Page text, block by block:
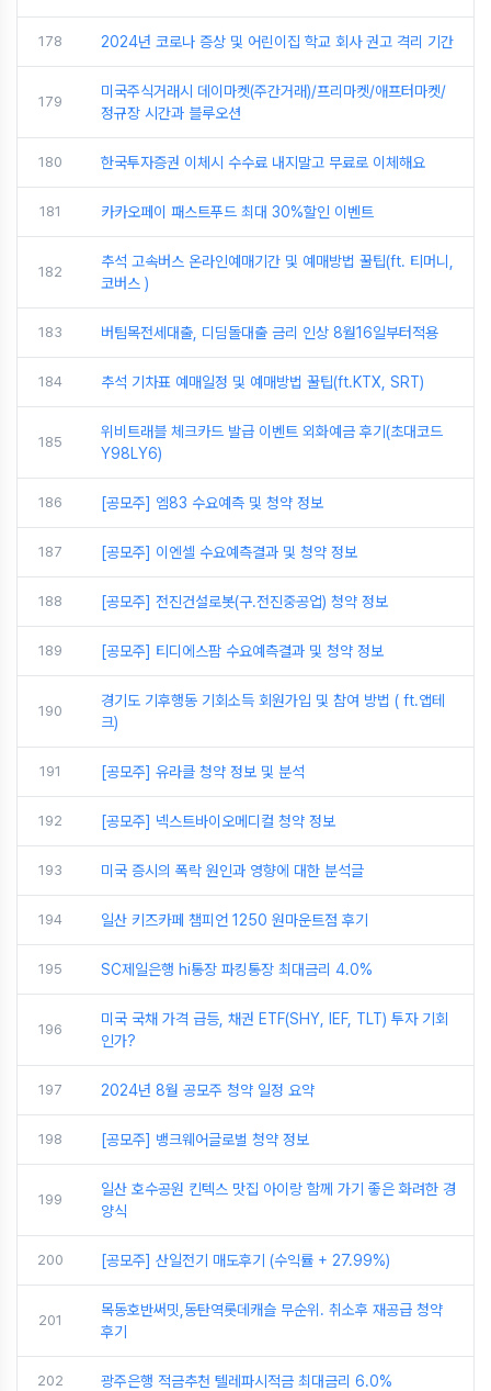
178 2024년 코로나 증상 및 어린이집 학교 회사 권고 격리 기간
179
미국주식거래시 데이마켓(주간거래)/프리마켓/애프터마켓/
정규장 시간과 블루오션
180 한국투자증권 이체시 수수료 내지말고 무료로 이체해요
181 카카오페이 패스트푸드 최대 30%할인 이벤트
182
추석 고속버스 온라인예매기간 및 예매방법 꿀팁(ft. 티머니,
코버스 )
183 버팀목전세대출, 디딤돌대출 금리 인상 8월16일부터적용
184 추석 기차표 예매일정 및 예매방법 꿀팁(ft.KTX, SRT)
185
위비트래블 체크카드 발급 이벤트 외화예금 후기(초대코드
Y98LY6)
186 [공모주] 엠83 수요예측 및 청약 정보
187 [공모주] 이엔셀 수요예측결과 및 청약 정보
188 [공모주] 전진건설로봇(구.전진중공업) 청약 정보
189 [공모주] 티디에스팜 수요예측결과 및 청약 정보
190
경기도 기후행동 기회소득 회원가입 및 참여 방법 ( ft.앱테
크)
191 [공모주] 유라클 청약 정보 및 분석
192 [공모주] 넥스트바이오메디컬 청약 정보
193 미국 증시의 폭락 원인과 영향에 대한 분석글
194 일산 키즈카페 챔피언 1250 원마운트점 후기
195 SC제일은행 hi통장 파킹통장 최대금리 4.0%
196
미국 국채 가격 급등, 채권 ETF(SHY, IEF, TLT) 투자 기회
인가?
197 2024년 8월 공모주 청약 일정 요약
198 [공모주] 뱅크웨어글로벌 청약 정보
199
일산 호수공원 킨텍스 맛집 아이랑 함께 가기 좋은 화려한 경
양식
200 [공모주] 산일전기 매도후기 (수익률 + 27.99%)
201
목동호반써밋,동탄역롯데캐슬 무순위. 취소후 재공급 청약
후기
202 광주은행 적금추천 텔레파시적금 최대금리 6.0%